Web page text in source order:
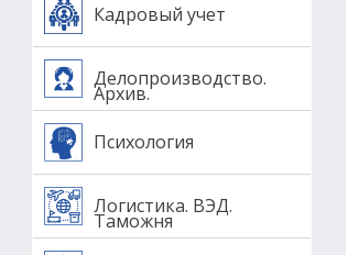
Кадровый учет
Делопроизводство.
Архив.
Психология
Логистика. ВЭД.
Таможня